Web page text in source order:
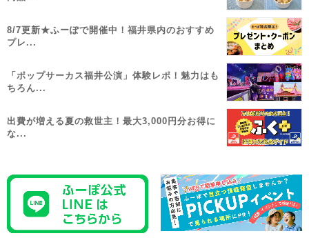
8/7更新★ふーぽで開催中！福井県内のおすすめ
プレ...
「ポップサーカス福井公演」体験レポ！魅力はも
ちろん...
出費が増える夏の救世主！最大3,000円分お得に
な...